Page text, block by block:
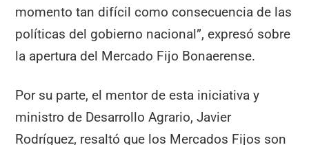
momento tan difícil como consecuencia de las
políticas del gobierno nacional”, expresó sobre
la apertura del Mercado Fijo Bonaerense.
Por su parte, el mentor de esta iniciativa y
ministro de Desarrollo Agrario, Javier
Rodríguez, resaltó que los Mercados Fijos son